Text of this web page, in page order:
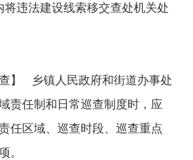
将违法建设线索移交查处机关处
】 乡镇人民政府和街道办事处
责任制和日常巡查制度时，应
任区域、巡查时段、巡查重点
。